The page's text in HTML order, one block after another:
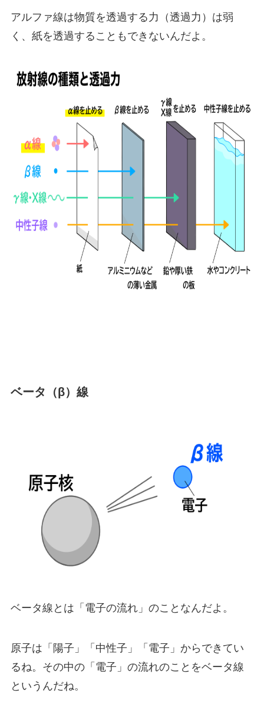
アルファ線は物質を透過する力（透過力）は弱
く、紙を透過することもできないんだよ。
ベータ（β）線
ベータ線とは「電子の流れ」のことなんだよ。
原子は「陽子」「中性子」「電子」からできてい
るね。その中の「電子」の流れのことをベータ線
というんだね。